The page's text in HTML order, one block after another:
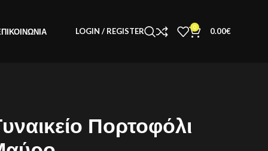
LOGIN / REGISTER 0 0.00€
Πορτοφόλι